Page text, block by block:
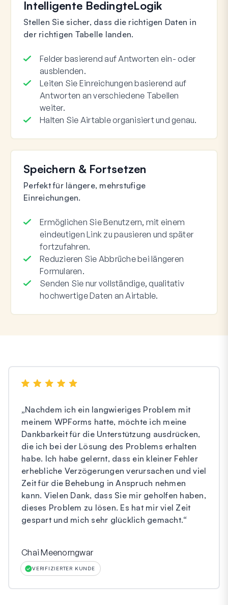
Intelligente BedingteLogik
Stellen Sie sicher, dass die richtigen Daten in
der richtigen Tabelle landen.
Felder basierend auf Antworten ein- oder
ausblenden.
Leiten Sie Einreichungen basierend auf
Antworten an verschiedene Tabellen
weiter.
Halten Sie Airtable organisiert und genau.
Speichern & Fortsetzen
Perfekt für längere, mehrstufige
Einreichungen.
Ermöglichen Sie Benutzern, mit einem
eindeutigen Link zu pausieren und später
fortzufahren.
Reduzieren Sie Abbrüche bei längeren
Formularen.
Senden Sie nur vollständige, qualitativ
hochwertige Daten an Airtable.
„Nachdem ich ein langwieriges Problem mit
meinem WPForms hatte, möchte ich meine
Dankbarkeit für die Unterstützung ausdrücken,
die ich bei der Lösung des Problems erhalten
habe. Ich habe gelernt, dass ein kleiner Fehler
erhebliche Verzögerungen verursachen und viel
Zeit für die Behebung in Anspruch nehmen
kann. Vielen Dank, dass Sie mir geholfen haben,
dieses Problem zu lösen. Es hat mir viel Zeit
gespart und mich sehr glücklich gemacht.“
Chai Meenorngwar
VERIFIZIERTER KUNDE